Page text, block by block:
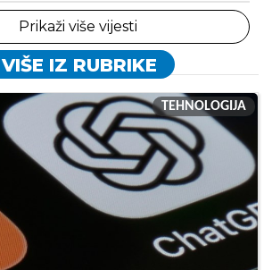
Prikaži više vijesti
VIŠE IZ RUBRIKE
TEHNOLOGIJA